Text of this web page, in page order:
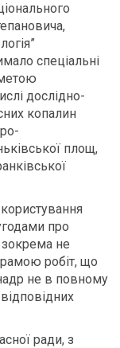
спеціальні
дослідно-
копалин
площ,
про
не
робіт, що
не в повному
ради, з